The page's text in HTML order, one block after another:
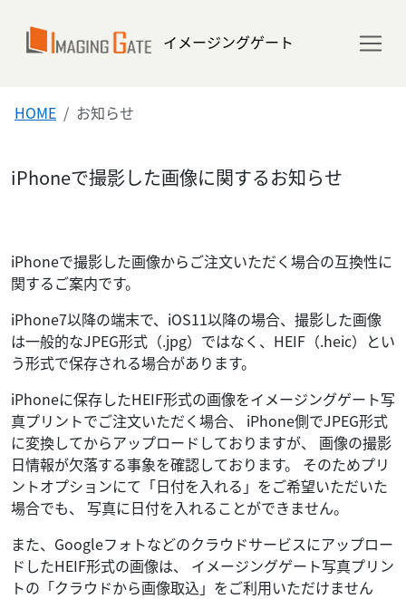
イメージングゲート
HOME お知らせ
iPhoneで撮影した画像に関するお知らせ
iPhoneで撮影した画像からご注文いただく場合の互換性に
関するご案内です。
iPhone7以降の端末で、iOS11以降の場合、撮影した画像
は一般的なJPEG形式（.jpg）ではなく、HEIF（.heic）とい
う形式で保存される場合があります。
iPhoneに保存したHEIF形式の画像をイメージングゲート写
真プリントでご注文いただく場合、 iPhone側でJPEG形式
に変換してからアップロードしておりますが、 画像の撮影
日情報が欠落する事象を確認しております。 そのためプリ
ントオプションにて「日付を入れる」をご希望いただいた
場合でも、 写真に日付を入れることができません。
また、Googleフォトなどのクラウドサービスにアップロー
ドしたHEIF形式の画像は、 イメージングゲート写真プリン
トの「クラウドから画像取込」をご利用いただけません